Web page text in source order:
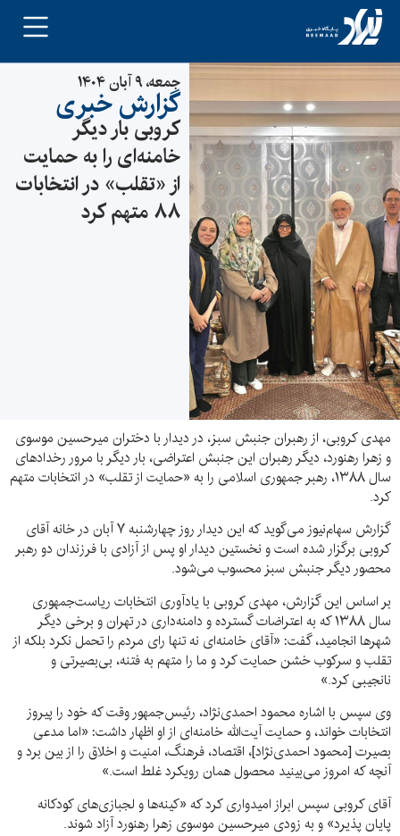
جمعه، ۹ آبان ۱۴۰۴
گزارش خبری
کروبی بار دیگر
خامنه‌ای را به حمایت
از «تقلب» در انتخابات
۸۸ متهم کرد
مهدی کروبی، از رهبران جنبش سبز، در دیدار با دختران میرحسین موسوی
و زهرا رهنورد، دیگر رهبران این جنبش اعتراضی، بار دیگر با مرور رخدادهای
سال ۱۳۸۸، رهبر جمهوری اسلامی را به «حمایت از تقلب» در انتخابات متهم
کرد.
گزارش سهام‌نیوز می‌گوید که این دیدار روز چهارشنبه ۷ آبان در خانه آقای
کروبی برگزار شده است و نخستین دیدار او پس از آزادی با فرزندان دو رهبر
محصور دیگر جنبش سبز محسوب می‌شود.
بر اساس این گزارش، مهدی کروبی با یادآوری انتخابات ریاست‌جمهوری
سال ۱۳۸۸ که به اعتراضات گسترده‌ و دامنه‌داری در تهران و برخی دیگر
شهرها انجامید، گفت: «آقای خامنه‌ای نه تنها رای مردم را تحمل نکرد بلکه از
تقلب و سرکوب خشن حمایت کرد و ما را متهم به فتنه، بی‌بصیرتی و
نانجیبی کرد.»
وی سپس با اشاره محمود احمدی‌نژاد، رئیس‌جمهور وقت که خود را پیروز
انتخابات خواند، و حمایت آیت‌الله خامنه‌ای از او اظهار داشت: «اما مدعی
بصیرت [محمود احمدی‌نژاد]، اقتصاد، فرهنگ، امنیت و اخلاق را از بین برد و
آنچه که امروز می‌بینید محصول همان رویکرد غلط است.»
آقای کروبی سپس ابراز امیدواری کرد که «کینه‌ها و لجبازی‌های کودکانه
پایان پذیرد» و به زودی میرحسین موسوی زهرا رهنورد آزاد شوند.